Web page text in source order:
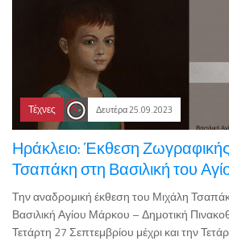
Τέχνες Δευτέρα 25.09.2023
Ηράκλειο: Έκθεση
Τσαπάκη στη Βασιλική του
Την αναδρομική έκθεση του Μιχάλη
Βασιλική Αγίου Μάρκου – Δημοτική
Τετάρτη 27 Σεπτεμβρίου μέχρι και την